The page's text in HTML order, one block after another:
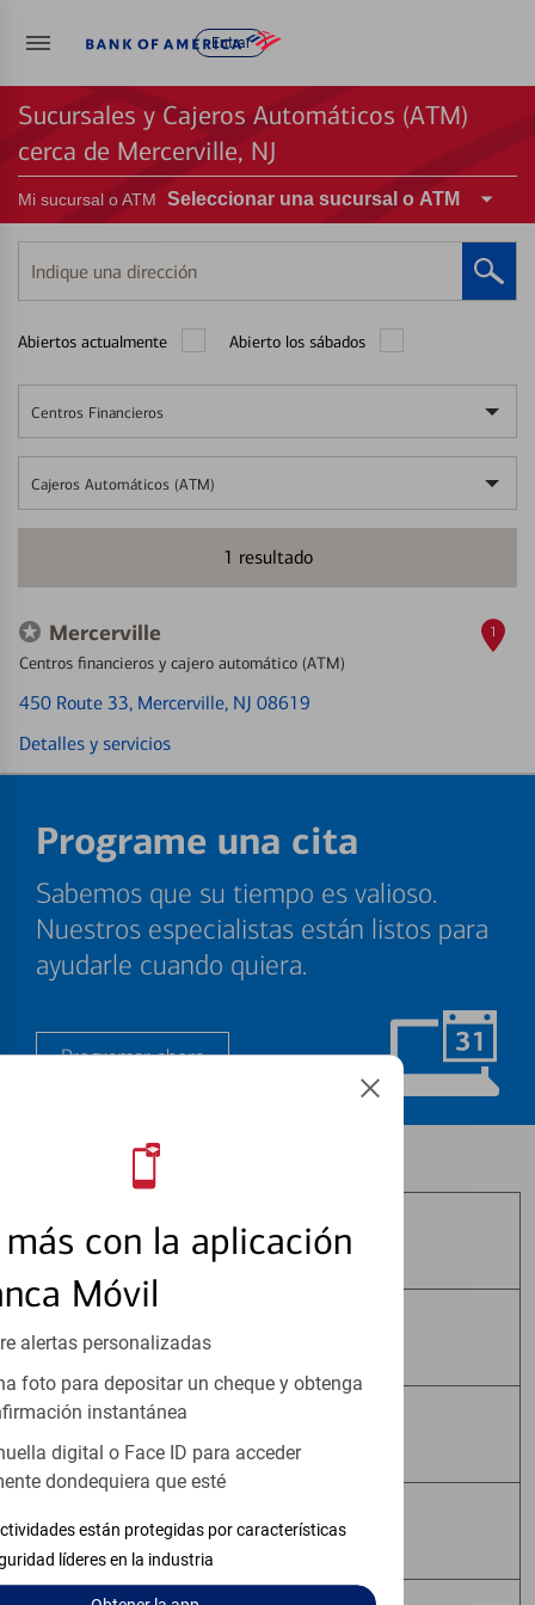
Entrar
con la aplicación
Móvil
alertas personalizadas
foto para depositar un cheque y obtenga
instantánea
digital o Face ID para acceder
dondequiera que esté
están protegidas por características
líderes en la industria
Sucursales y Cajeros Automáticos (ATM)
cerca de Mercerville, NJ
Mi sucursal o ATM Seleccionar una sucursal o ATM
Indique
una
Abiertos actualmente Abierto los sábados
Centros Financieros
Cajeros Automáticos (ATM)
1 resultado
Mercerville
Centros financieros y cajero automático (ATM)
450 Route 33, Mercerville, NJ 08619
Detalles y servicios
1
Programe una cita
Sabemos que su tiempo es valioso.
Nuestros especialistas están listos para
ayudarle cuando quiera.
Programar ahora
Los productos de inversión y seguros:
No Están Asegurados por FDIC
No Tienen Garantía Bancaria
No Constituyen Depósitos